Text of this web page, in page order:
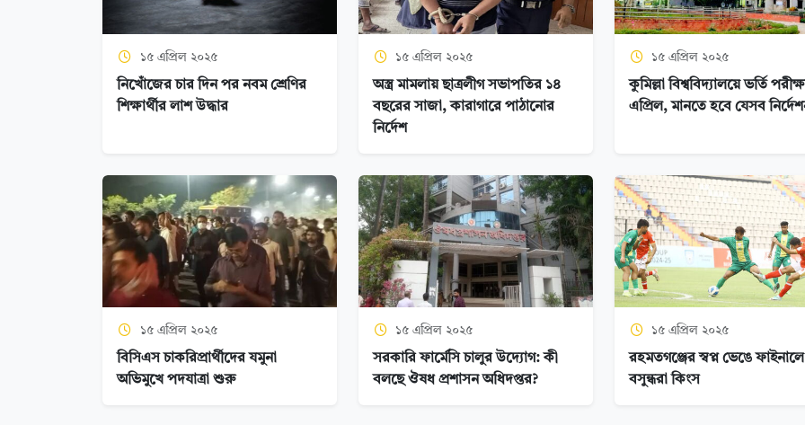
১৫ এপ্রিল ২০২৫
নিখোঁজের চার দিন পর নবম শ্রেণির
শিক্ষার্থীর লাশ উদ্ধার
১৫ এপ্রিল ২০২৫
অস্ত্র মামলায় ছাত্রলীগ সভাপতির ১৪
বছরের সাজা, কারাগারে পাঠানোর
নির্দেশ
১৫ এপ্রিল ২০২৫
কুমিল্লা বিশ্ববিদ্যালয়ে ভর্তি
এপ্রিল, মানতে হবে যেসব
১৫ এপ্রিল ২০২৫
বিসিএস চাকরিপ্রার্থীদের যমুনা
অভিমুখে পদযাত্রা শুরু
১৫ এপ্রিল ২০২৫
সরকারি ফার্মেসি চালুর উদ্যোগ: কী
বলছে ঔষধ প্রশাসন অধিদপ্তর?
১৫ এপ্রিল ২০২৫
রহমতগঞ্জের স্বপ্ন ভেঙে ফাইনালে
বসুন্ধরা কিংস